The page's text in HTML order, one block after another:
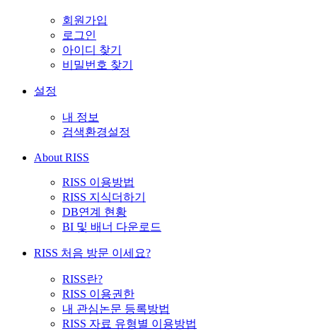
회원가입
로그인
아이디 찾기
비밀번호 찾기
설정
내 정보
검색환경설정
About RISS
RISS 이용방법
RISS 지식더하기
DB연계 현황
BI 및 배너 다운로드
RISS 처음 방문 이세요?
RISS란?
RISS 이용권한
내 관심논문 등록방법
RISS 자료 유형별 이용방법